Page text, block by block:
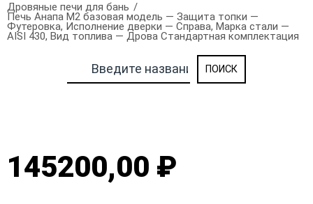
Дровяные печи для бань
Печь Анапа М2 базовая модель — Защита топки —
Футеровка, Исполнение дверки — Справа, Марка стали —
AISI 430, Вид топлива — Дрова Стандартная комплектация
145200,00 ₽